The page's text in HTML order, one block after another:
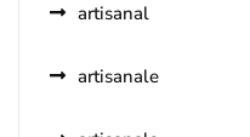
artisanal
artisanale